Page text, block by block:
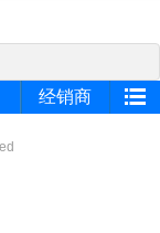
经销商